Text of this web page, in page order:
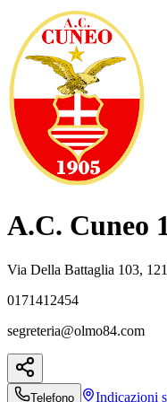
A.C. Cuneo
Via Della Battaglia 103,
0171412454
segreteria@olmo84.com
Telefono Indicazioni